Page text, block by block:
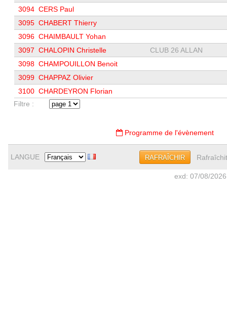
3094 CERS Paul
3095 CHABERT Thierry
3096 CHAIMBAULT Yohan
3097 CHALOPIN Christelle
CLUB 26 ALLAN
3098 CHAMPOUILLON Benoit
3099 CHAPPAZ Olivier
3100 CHARDEYRON Florian
Filtre :
Programme de l'évènement
LANGUE RAFRAÎCHIR
exd: 07/08/